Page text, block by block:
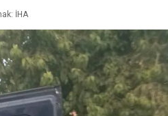
İHA